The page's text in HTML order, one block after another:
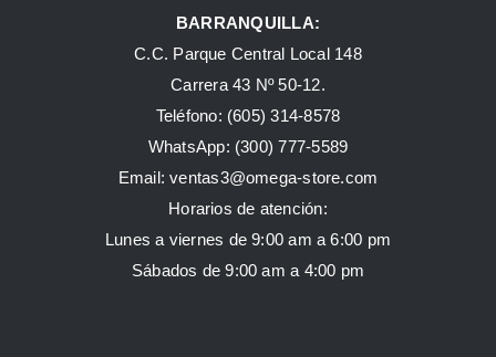
BARRANQUILLA:
C.C. Parque Central Local 148
Carrera 43 Nº 50-12.
Teléfono: (605) 314-8578
WhatsApp: (300) 777-5589
Email: ventas3@omega-store.com
Horarios de atención:
Lunes a viernes de 9:00 am a 6:00 pm
Sábados de 9:00 am a 4:00 pm